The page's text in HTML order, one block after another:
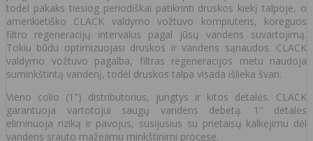
todel pakaks tiesiog periodiškai patikrinti druskos kiekį talpoje, o
amerikietiško CLACK valdymo vožtuvo kompiuteris, koreguos
filtro regeneracijų intervalus pagal jūsų vandens suvartojimą.
Tokiu būdu optimizuojasi druskos ir vandens sąnaudos. CLACK
valdymo vožtuvo pagalba, filtras regeneracijos metu naudoja
suminkštintą vandenį, todėl druskos talpa visada išlieka švari.
Vieno colio (1") distributorius, jungtys ir kitos detalės. CLACK
garantuoja vartotojui saugų vandens debetą. 1" detalės
eliminuoja riziką ir pavojus, susijusius su prietaisų kalkėjimu dėl
vandens srauto mažėjimu minkštinimi procese.